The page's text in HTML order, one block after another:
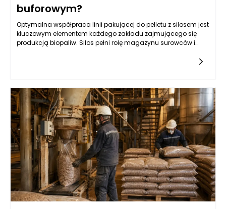
buforowym?
Optymalna współpraca linii pakującej do pelletu z silosem jest
kluczowym elementem każdego zakładu zajmującego się
produkcją biopaliw. Silos pełni rolę magazynu surowców i
produkcji. Właściwa konstrukcja silosu, w tym jego pojemność
oraz system wentylacji, ma ogromny wpływ na jakość
składowanych pelletów. Wydajność linii pakującej będzie
bowiem zależna od regularności i szybkości dostarczania
surowców. Kluczowym elementem w tym współdziałaniu są
systemy wyciągu, które powinny skutecznie transportować
pellet z silosu do następnego etapu produkcji, minimalizując
jednocześnie utratę materiału i zapewniając odpowiedni
poziom ciśnienia.